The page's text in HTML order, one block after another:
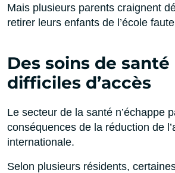
Mais plusieurs parents craignent
retirer leurs enfants de l’école
Des soins de santé
difficiles d’accès
Le secteur de la santé n’échappe
conséquences de la réduction de
internationale.
Selon plusieurs résidents,